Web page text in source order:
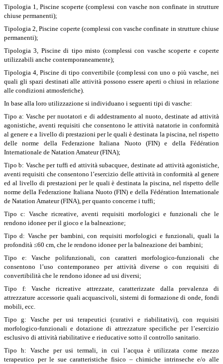
Tipologia 1, Piscine scoperte (complessi con vasche non confinate in strutture
chiuse permanenti);
Tipologia 2, Piscine coperte (complessi con vasche confinate in strutture chiuse
permanenti);
Tipologia 3, Piscine di tipo misto (complessi con vasche scoperte e coperte
utilizzabili anche contemporaneamente);
Tipologia 4, Piscine di tipo convertibile (complessi con uno o più vasche, nei
quali gli spazi destinati alle attività possono essere aperti o chiusi in relazione
alle condizioni atmosferiche).
In base alla loro utilizzazione si individuano i seguenti tipi di vasche:
Tipo a: Vasche per nuotatori e di addestramento al nuoto, destinate ad attività
agonistiche, aventi requisiti che consentono le attività natatorie in conformità
al genere e a livello di prestazioni per le quali è destinata la piscina, nel rispetto
delle norme della Federazione Italiana Nuoto (FIN) e della Fédération
Internationale de Natation Amateur (FINA);
Tipo b: Vasche per tuffi ed attività subacquee, destinate ad attività agonistiche,
aventi requisiti che consentono l’esercizio delle attività in conformità al genere
ed al livello di prestazioni per le quali è destinata la piscina, nel rispetto delle
norme della Federazione Italiana Nuoto (FIN) e della Fédération Internationale
de Natation Amateur (FINA), per quanto concerne i tuffi;
Tipo c: Vasche ricreative, aventi requisiti morfologici e funzionali che le
rendono idonee per il gioco e la balneazione;
Tipo d: Vasche per bambini, con requisiti morfologici e funzionali, quali la
profondità ≤60 cm, che le rendono idonee per la balneazione dei bambini;
Tipo e: Vasche polifunzionali, con caratteri morfologico-funzionali che
consentono l’uso contemporaneo per attività diverse o con requisiti di
convertibilità che le rendono idonee ad usi diversi;
Tipo f: Vasche ricreative attrezzate, caratterizzate dalla prevalenza di
attrezzature accessorie quali acquascivoli, sistemi di formazione di onde, fondi
mobili, ecc.
Tipo g: Vasche per usi terapeutici (curativi e riabilitativi), con requisiti
morfologico-funzionali e dotazione di attrezzature specifiche per l’esercizio
esclusivo di attività riabilitative e rieducative sotto il controllo sanitario.
Tipo h: Vasche per usi termali, in cui l’acqua è utilizzata come mezzo
terapeutico per le sue caratteristiche fisico – chimiche intrinseche e/o alle